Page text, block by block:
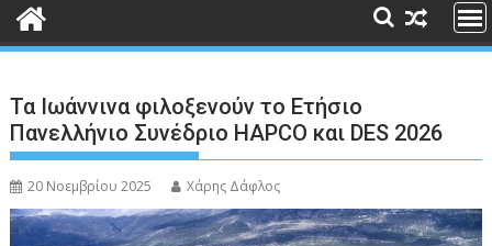
Τα Ιωάννινα φιλοξενούν το Ετήσιο
Πανελλήνιο Συνέδριο HAPCO και DES 2026
20 Νοεμβρίου 2025 Χάρης Δάφλος